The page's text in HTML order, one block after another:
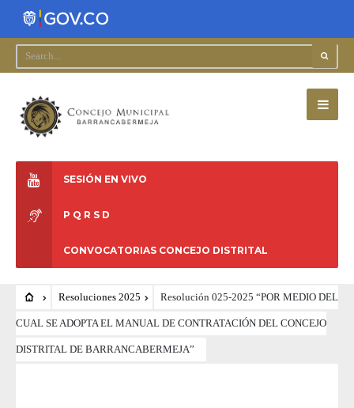
SESIÓN EN VIVO
P Q R S D
CONVOCATORIAS CONCEJO DISTRITAL
Resoluciones 2025 Resolución 025-2025 “POR MEDIO DEL
CUAL SE ADOPTA EL MANUAL DE CONTRATACIÓN DEL CONCEJO
DISTRITAL DE BARRANCABERMEJA”